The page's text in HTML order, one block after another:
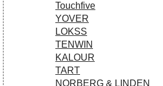
Touchfive
YOVER
LOKSS
TENWIN
KALOUR
TART
NORBERG & LINDEN